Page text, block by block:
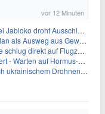
vor 12 Minuten
droht Ausschluss von Wahl
Ausweg aus Gewaltspirale
direkt auf Flugzeug ein
auf Hormus-Öffnung geht weiter
Drohnenangriff